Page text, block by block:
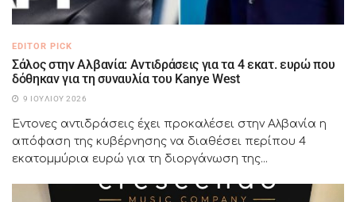
EDITOR PICK
Σάλος στην Αλβανία: Αντιδράσεις για τα 4 εκατ. ευρώ που
δόθηκαν για τη συναυλία του Kanye West
9 ΙΟΥΛΊΟΥ 2026
Έντονες αντιδράσεις έχει προκαλέσει στην Αλβανία η
απόφαση της κυβέρνησης να διαθέσει περίπου 4
εκατομμύρια ευρώ για τη διοργάνωση της...